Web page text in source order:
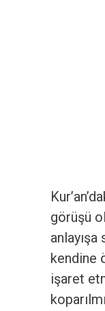
görüşü
kendine
işaret